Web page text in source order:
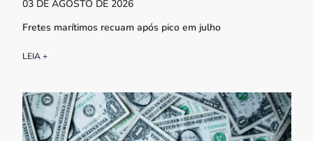
03 DE AGOSTO DE 2026
Fretes marítimos recuam após pico em julho
LEIA +